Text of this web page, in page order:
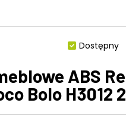
Dostępny
ABS
Bolo H3012